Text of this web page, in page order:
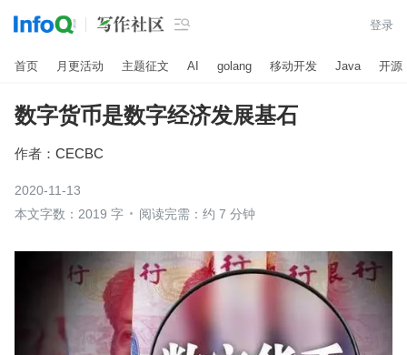
 登录
首页 月更活动 主题征文 AI golang 移动开发 Java 开源
数字货币是数字经济发展基石
作者： CECBC
2020-11-13
本文字数：2019 字
阅读完需：约 7 分钟